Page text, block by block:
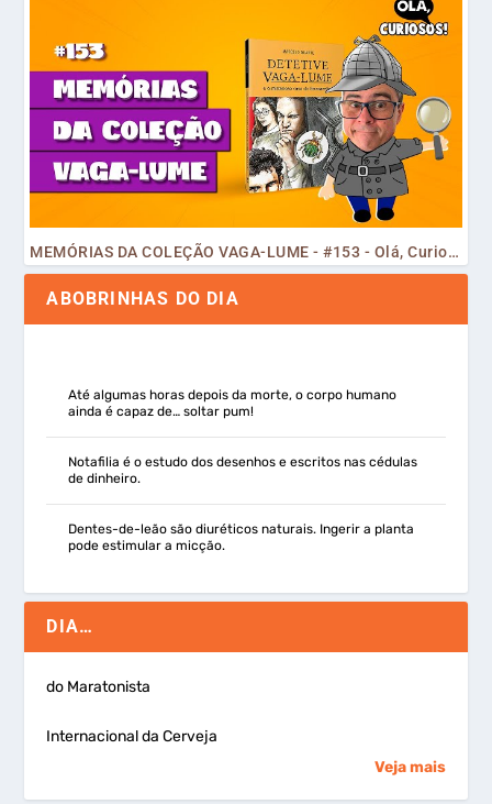
MEMÓRIAS DA COLEÇÃO VAGA-LUME - #153 - Olá, Curiosos! 2023
ABOBRINHAS DO DIA
Até algumas horas depois da morte, o corpo humano
ainda é capaz de… soltar pum!
Notafilia é o estudo dos desenhos e escritos nas cédulas
de dinheiro.
Dentes-de-leão são diuréticos naturais. Ingerir a planta
pode estimular a micção.
DIA…
do Maratonista
Internacional da Cerveja
Veja mais